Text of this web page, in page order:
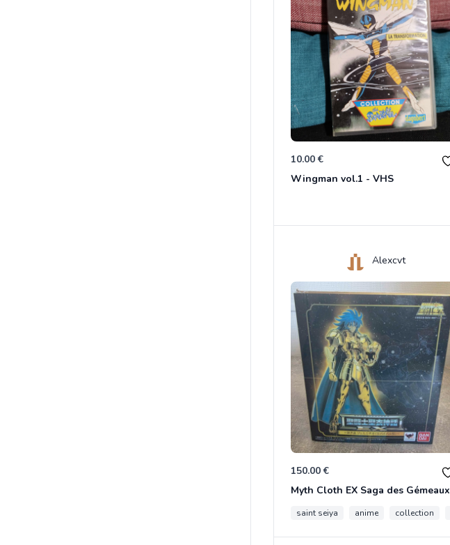
10.00 €
Wingman vol.1 - VHS
Alexcvt
150.00 €
Myth Cloth EX Saga des Gémeaux
saint seiya anime collection